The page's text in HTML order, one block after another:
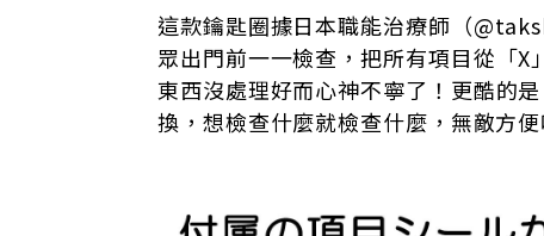
這款鑰匙圈據日本職能治療師（
眾出門前一一檢查，把所有項目從「X
東西沒處理好而心神不寧了！ 更酷的
換，想檢查什麼就檢查什麼，無敵方便